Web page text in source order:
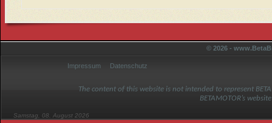
© 2026 -
Impressum Datenschutz
The content of this website is not intended to represent
BETAMOTOR’s
Samstag, 08. August 2026